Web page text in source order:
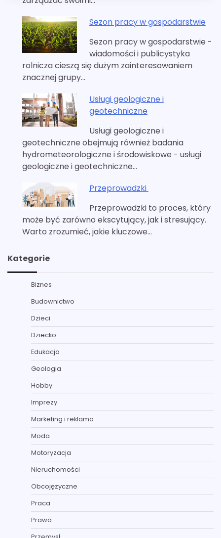
Sezon pracy w gospodarstwie
Sezon pracy w gospodarstwie -
wiadomości i publicystyka
rolnicza cieszą się dużym zainteresowaniem
znacznej grupy…
Usługi geologiczne i
geotechniczne
Usługi geologiczne i
geotechniczne obejmują również badania
hydrometeorologiczne i środowiskowe - usługi
geologiczne i geotechniczne…
Przeprowadzki
Przeprowadzki to proces, który
może być zarówno ekscytujący, jak i stresujący.
Warto zrozumieć, jakie kluczowe…
Kategorie
Biznes
Budownictwo
Dzieci
Dziecko
Edukacja
Geologia
Hobby
Imprezy
Marketing i reklama
Moda
Motoryzacja
Nieruchomości
Obcojęzyczne
Praca
Prawo